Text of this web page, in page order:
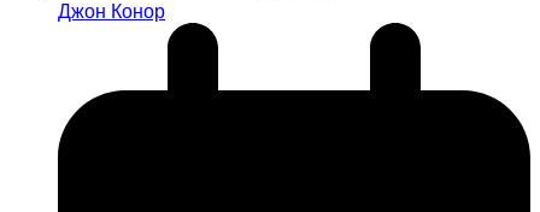
Джон Конор